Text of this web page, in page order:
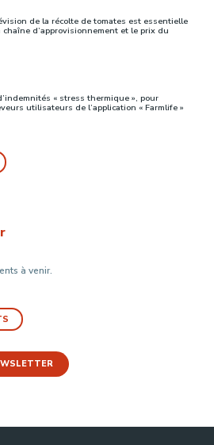
de la récolte de tomates est essentielle
d’approvisionnement et le prix du
« stress thermique », pour
utilisateurs de l’application « Farmlife »
à venir.